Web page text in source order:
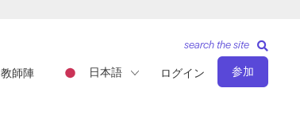
教師陣 日本語 ログイン 参加
search the site